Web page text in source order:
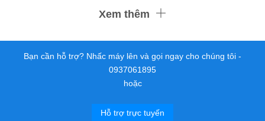
Xem thêm
Bạn cần hỗ trợ? Nhấc máy lên và gọi ngay cho chúng tôi -
0937061895
hoặc
Hỗ trợ trực tuyến